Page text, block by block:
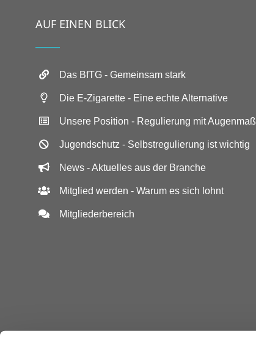
AUF EINEN BLICK
Das BfTG - Gemeinsam stark
Die E-Zigarette - Eine echte Alternative
Unsere Position - Regulierung mit Augenmaß
Jugendschutz - Selbstregulierung ist wichtig
News - Aktuelles aus der Branche
Mitglied werden - Warum es sich lohnt
Mitgliederbereich